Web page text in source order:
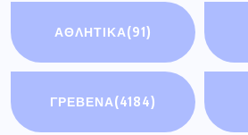
ΑΘΛΗΤΙΚΆ(91)
ΓΡΕΒΕΝΑ(4184)